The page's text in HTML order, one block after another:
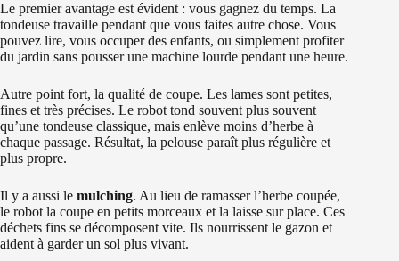
Le premier avantage est évident : vous gagnez du temps. La
tondeuse travaille pendant que vous faites autre chose. Vous
pouvez lire, vous occuper des enfants, ou simplement profiter
du jardin sans pousser une machine lourde pendant une heure.
Autre point fort, la qualité de coupe. Les lames sont petites,
fines et très précises. Le robot tond souvent plus souvent
qu’une tondeuse classique, mais enlève moins d’herbe à
chaque passage. Résultat, la pelouse paraît plus régulière et
plus propre.
Il y a aussi le mulching. Au lieu de ramasser l’herbe coupée,
le robot la coupe en petits morceaux et la laisse sur place. Ces
déchets fins se décomposent vite. Ils nourrissent le gazon et
aident à garder un sol plus vivant.